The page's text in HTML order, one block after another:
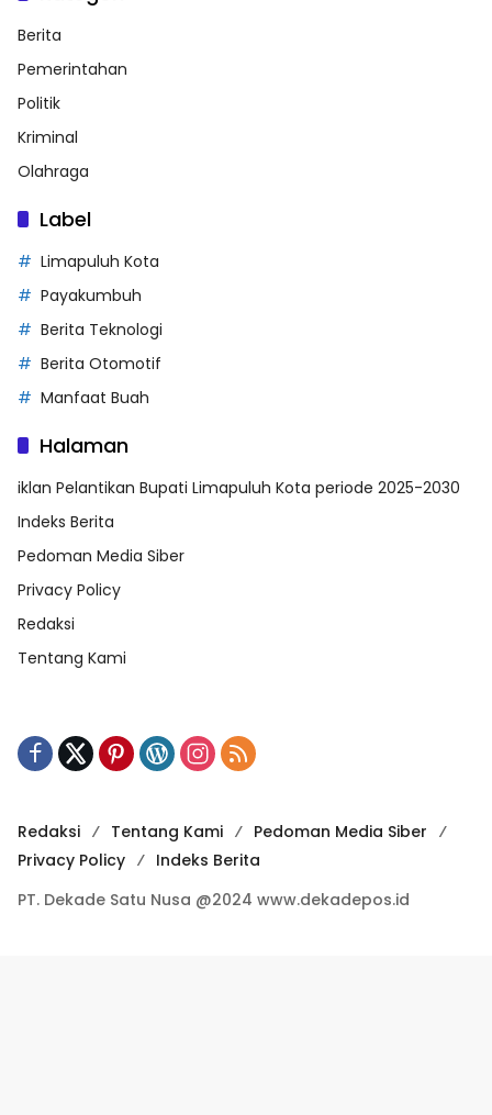
Berita
Pemerintahan
Politik
Kriminal
Olahraga
Label
Limapuluh Kota
Payakumbuh
Berita Teknologi
Berita Otomotif
Manfaat Buah
Halaman
iklan Pelantikan Bupati Limapuluh Kota periode 2025-2030
Indeks Berita
Pedoman Media Siber
Privacy Policy
Redaksi
Tentang Kami
Redaksi Tentang Kami
Pedoman Media Siber
Privacy Policy
Indeks Berita
PT. Dekade Satu Nusa @2024 www.dekadepos.id